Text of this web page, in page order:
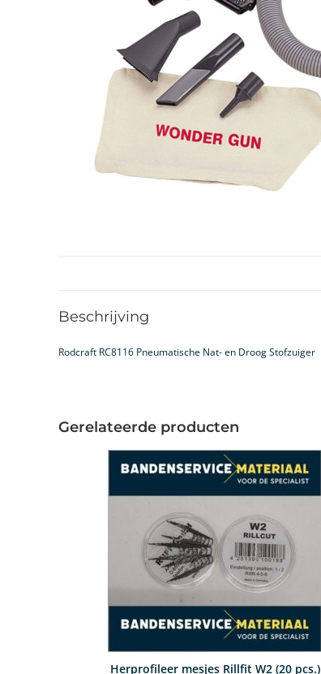
Beschrijving
Rodcraft RC8116 Pneumatische Nat- en Droog Stofzuiger
Gerelateerde producten
Herprofileer mesjes Rillfit W2 (20 pcs.)